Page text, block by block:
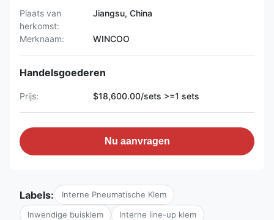
Plaats van
herkomst:
Jiangsu, China
Merknaam: WINCOO
Handelsgoederen
Prijs: $18,600.00/sets >=1 sets
Nu aanvragen
Labels: Interne Pneumatische Klem
Inwendige buisklem Interne line-up klem